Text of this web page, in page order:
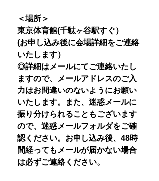
＜場所＞
東京体育館(千駄ヶ谷駅すぐ）
(お申し込み後に会場詳細をご連絡
いたします）
◎詳細はメールにてご連絡いたし
ますので、メールアドレスのご入
力はお間違いのないようにお願い
いたします。また、迷惑メールに
振り分けられることもございます
ので、迷惑メールフォルダをご確
認ください。お申し込み後、48時
間経ってもメールが届かない場合
は必ずご連絡ください。